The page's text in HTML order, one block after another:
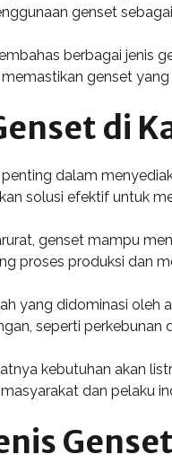
genset
berbagai jenis
genset
di
dalam
solusi efektif untuk
genset mampu
proses produksi dan
yang didominasi oleh
seperti
kebutuhan akan
dan pelaku